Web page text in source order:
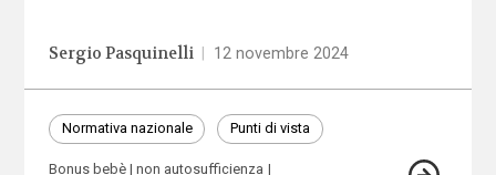
Sergio Pasquinelli | 12 novembre 2024
Normativa nazionale Punti di vista
Bonus bebè
non autosufficienza